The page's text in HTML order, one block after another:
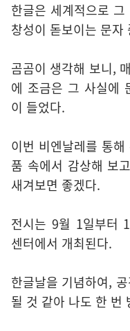
한글은 세계적으로
창성이 돋보이는 문자
곰곰이 생각해 보니,
에 조금은 그 사실에
이 들었다.
이번 비엔날레를 통
품 속에서 감상해 보
새겨보면 좋겠다.
전시는 9월 1일부터
센터에서 개최된다.
한글날을 기념하여,
될 것 같아 나도 한 번